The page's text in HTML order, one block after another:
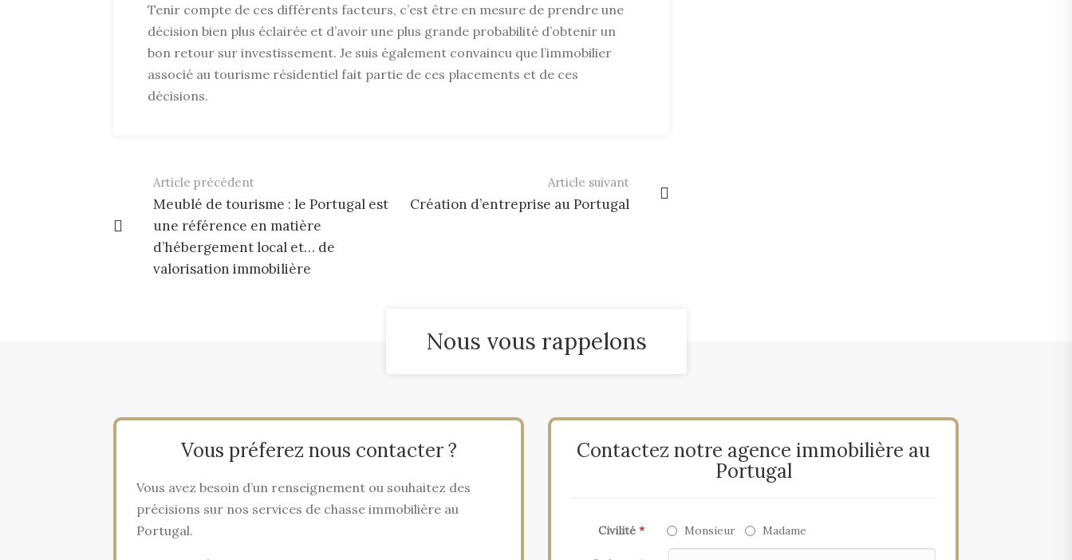
Tenir compte de ces différents facteurs, c’est être en mesure de prendre une
décision bien plus éclairée et d’avoir une plus grande probabilité d’obtenir un
bon retour sur investissement. Je suis également convaincu que l’immobilier
associé au tourisme résidentiel fait partie de ces placements et de ces
décisions.
Article suivant
Création d’entreprise au Portugal
Article précédent
Meublé de tourisme : le Portugal est
une référence en matière
d’hébergement local et… de
valorisation immobilière
Nous vous rappelons
Vous préferez nous contacter ?
Vous avez besoin d’un renseignement ou souhaitez des
précisions sur nos services de chasse immobilière au
Portugal.
Contactez notre agence immobilière au
Portugal
Civilité * Monsieur Madame